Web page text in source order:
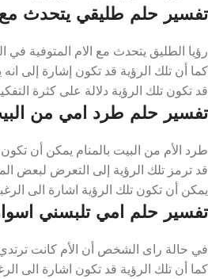
تفسير حلم طليقي يتحدث مع
رؤيا الطليق يتحدث مع الام المتوفية في
كما أن تلك الرؤية قد تكون إشارة إلى
قد تكون تلك الرؤية دلالة على كثرة
تفسير حلم طرد امي من
طرد الأم من البيت بالمنام يمكن أن
قد ترمز تلك الرؤية إلى التعرض لبعض
يمكن أن تكون تلك الرؤية اشارة الى
تفسير حلم امي تلبسني
في حالة راى الشخص أن الأم كانت ترتدي
كما أن تلك الرؤية قد تكون اشارة الى